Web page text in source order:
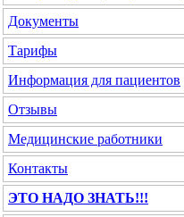
Документы
Тарифы
Информация для пациентов
Отзывы
Медицинские работники
Контакты
ЭТО НАДО ЗНАТЬ!!!